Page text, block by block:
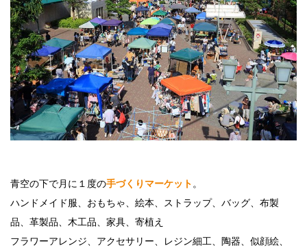
青空の下で月に１度の手づくりマーケット。
ハンドメイド服、おもちゃ、絵本、ストラップ、バッグ、布製
品、革製品、木工品、家具、寄植え
フラワーアレンジ、アクセサリー、レジン細工、陶器、似顔絵、